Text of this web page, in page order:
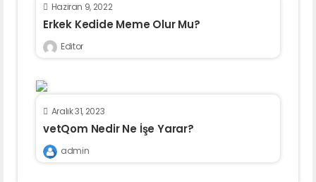
Haziran 9, 2022
Erkek Kedide Meme Olur Mu?
Editor
Aralık 31, 2023
vetQom Nedir Ne İşe Yarar?
admin